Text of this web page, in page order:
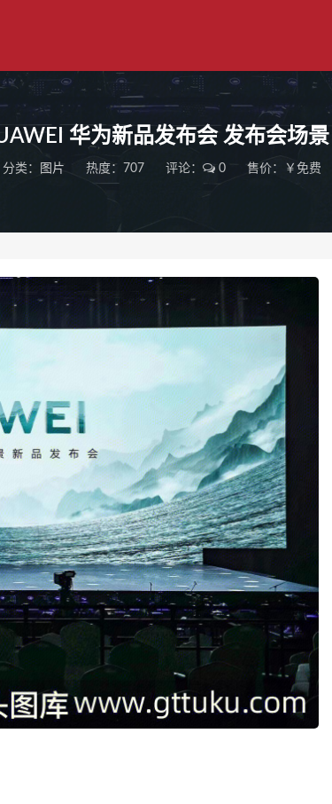
华为新品发布会 发布会场景
分类： 图片 热度：707 评论： 0 售价：￥免费